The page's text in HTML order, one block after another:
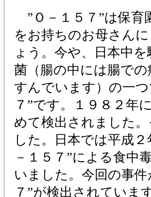
”Ｏ－１５７”は保育
をお持ちのお母さん
ょう。今や、日本中
菌（腸の中には腸で
すんでいます）の一
７”です。１９８２年
めて検出されました
した。日本では平成
－１５７”による食中
いました。今回の事
７”が検出されていま